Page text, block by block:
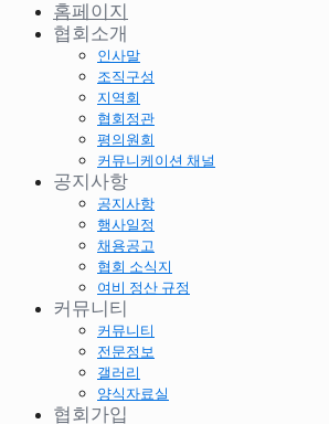
홈페이지
협회소개
인사말
조직구성
지역회
협회정관
평의원회
커뮤니케이션 채널
공지사항
공지사항
행사일정
채용공고
협회 소식지
여비 정산 규정
커뮤니티
커뮤니티
전문정보
갤러리
양식자료실
협회가입